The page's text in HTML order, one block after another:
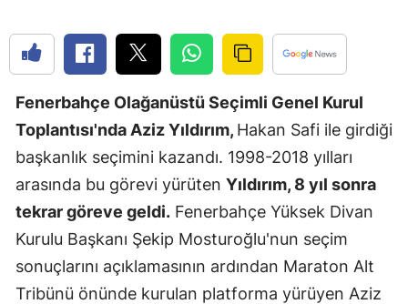
Erzincan
Erzurum
Eskişehir
Gaziantep
Gümüşhane
Fenerbahçe Olağanüstü Seçimli Genel Kurul
Toplantısı'nda Aziz Yıldırım, Hakan Safi ile girdiği
başkanlık seçimini kazandı. 1998-2018 yılları
arasında bu görevi yürüten Yıldırım, 8 yıl sonra
tekrar göreve geldi. Fenerbahçe Yüksek Divan
Kurulu Başkanı Şekip Mosturoğlu'nun seçim
sonuçlarını açıklamasının ardından Maraton Alt
Tribünü önünde kurulan platforma yürüyen Aziz